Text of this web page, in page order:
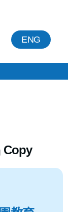
ENG
Copy